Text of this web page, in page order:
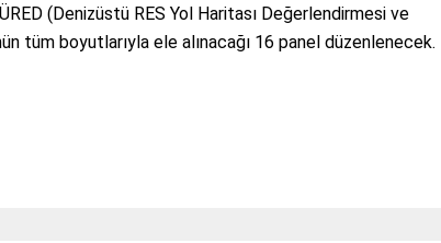
(Denizüstü RES Yol Haritası Değerlendirmesi ve
tüm boyutlarıyla ele alınacağı 16 panel düzenlenecek.